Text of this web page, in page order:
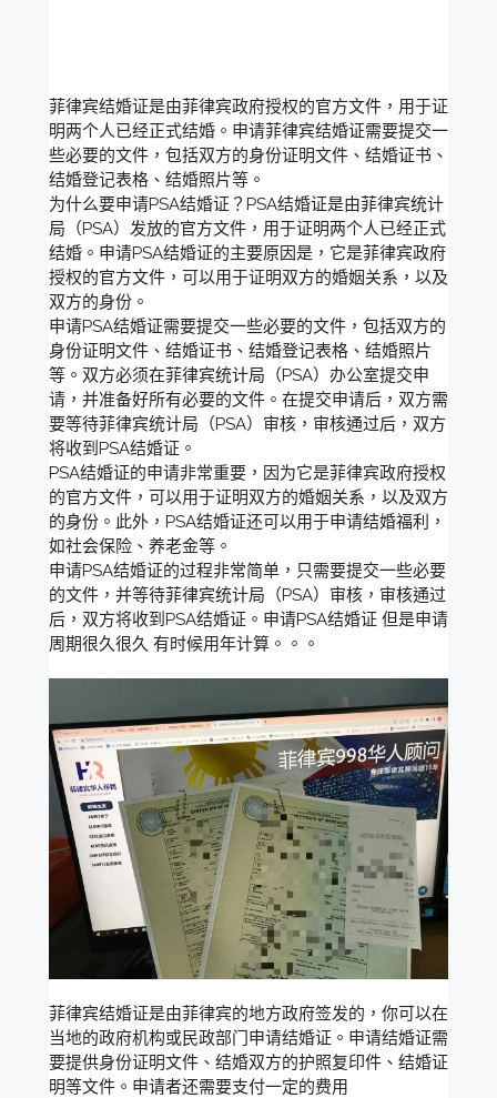
菲律宾结婚证是由菲律宾政府授权的官方文件，用于证
明两个人已经正式结婚。申请菲律宾结婚证需要提交一
些必要的文件，包括双方的身份证明文件、结婚证书、
结婚登记表格、结婚照片等。
为什么要申请PSA结婚证？PSA结婚证是由菲律宾统计
局（PSA）发放的官方文件，用于证明两个人已经正式
结婚。申请PSA结婚证的主要原因是，它是菲律宾政府
授权的官方文件，可以用于证明双方的婚姻关系，以及
双方的身份。
申请PSA结婚证需要提交一些必要的文件，包括双方的
身份证明文件、结婚证书、结婚登记表格、结婚照片
等。双方必须在菲律宾统计局（PSA）办公室提交申
请，并准备好所有必要的文件。在提交申请后，双方需
要等待菲律宾统计局（PSA）审核，审核通过后，双方
将收到PSA结婚证。
PSA结婚证的申请非常重要，因为它是菲律宾政府授权
的官方文件，可以用于证明双方的婚姻关系，以及双方
的身份。此外，PSA结婚证还可以用于申请结婚福利，
如社会保险、养老金等。
申请PSA结婚证的过程非常简单，只需要提交一些必要
的文件，并等待菲律宾统计局（PSA）审核，审核通过
后，双方将收到PSA结婚证。申请PSA结婚证 但是申请
周期很久很久 有时候用年计算。。。
菲律宾结婚证是由菲律宾的地方政府签发的，你可以在
当地的政府机构或民政部门申请结婚证。申请结婚证需
要提供身份证明文件、结婚双方的护照复印件、结婚证
明等文件。申请者还需要支付一定的费用